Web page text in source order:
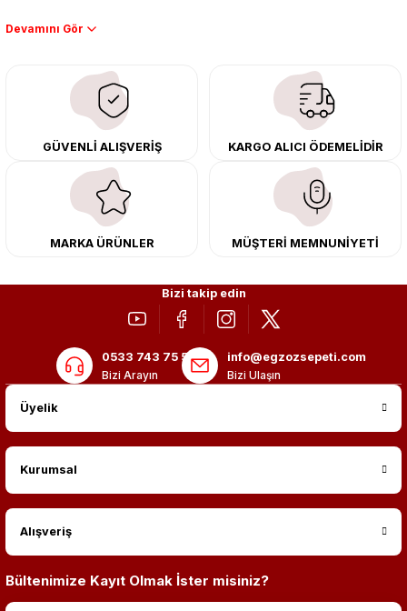
Performans artışı isteyen sürücüler için özel performans egzozları ve
çıkma orijinal ürünler ile yenileyebilir, body kit uygulamalarıyla aracınızın
tasarımını ve aerodinamisini üst seviyeye taşıyabilirsiniz.
Tüm ürünlerimiz orijinal, dayanıklı ve uzun ömürlüdür. İstanbul’daki montaj
merkezimizde profesyonel montaj yapıyor, Türkiye’nin her yerine güvenli
kargo ile teslimat gerçekleştiriyoruz. Aracınıza değer katmak için doğru
adres: Egzoz Sepeti.
GÜVENLİ ALIŞVERİŞ KARGO ALICI ÖDEMELİDİR
MARKA ÜRÜNLER MÜŞTERİ MEMNUNİYETİ
Bizi takip edin
0533 743 75 56
Bizi Arayın
info@egzozsepeti.com
Bizi Ulaşın
Üyelik
Kurumsal
Alışveriş
Bültenimize Kayıt Olmak İster misiniz?